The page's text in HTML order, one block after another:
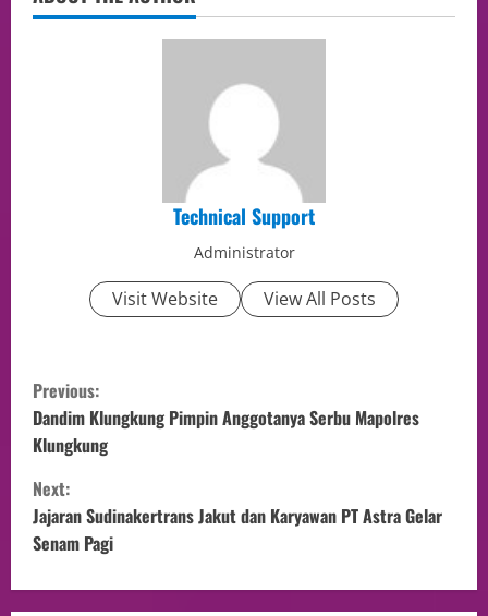
Technical Support
Administrator
Visit Website View All Posts
Previous:
Dandim Klungkung Pimpin Anggotanya Serbu Mapolres
Klungkung
Next:
Jajaran Sudinakertrans Jakut dan Karyawan PT Astra Gelar
Senam Pagi